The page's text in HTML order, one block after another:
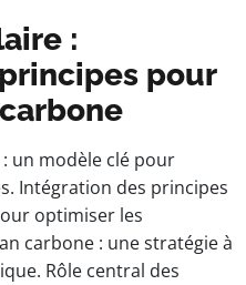
:
pour
: un modèle clé pour
Intégration des principes
optimiser les
carbone : une stratégie à
Rôle central des